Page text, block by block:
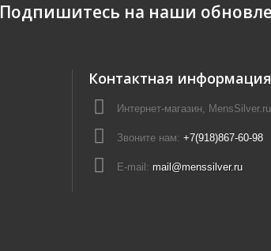
Подпишитесь на наши
Контактная информация
Интернет-магазин, MensSilver.ru
Звоните нам: +7(918)867-60-98
E-mail: mail@menssilver.ru